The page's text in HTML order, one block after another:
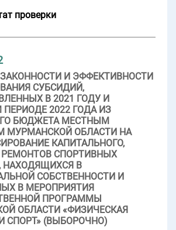
проверки
И ЭФФЕКТИВНОСТИ
СУБСИДИЙ,
В 2021 ГОДУ И
2022 ГОДА ИЗ
БЮДЖЕТА МЕСТНЫМ
МУРМАНСКОЙ ОБЛАСТИ НА
КАПИТАЛЬНОГО,
СПОРТИВНЫХ
НАХОДЯЩИХСЯ В
СОБСТВЕННОСТИ И
В МЕРОПРИЯТИЯ
ПРОГРАММЫ
ОБЛАСТИ «ФИЗИЧЕСКАЯ
СПОРТ» (ВЫБОРОЧНО)